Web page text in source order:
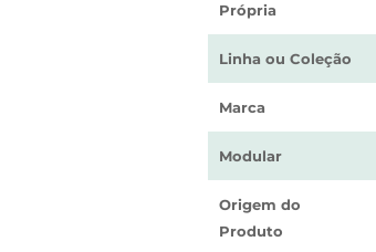
Própria
Linha ou Coleção
Marca
Modular
Origem do
Produto